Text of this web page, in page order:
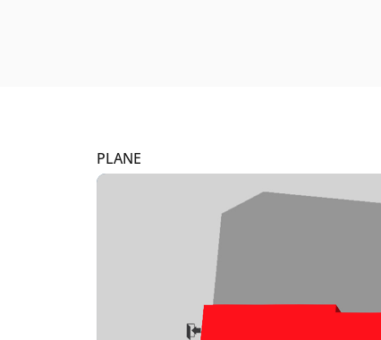
PLANE